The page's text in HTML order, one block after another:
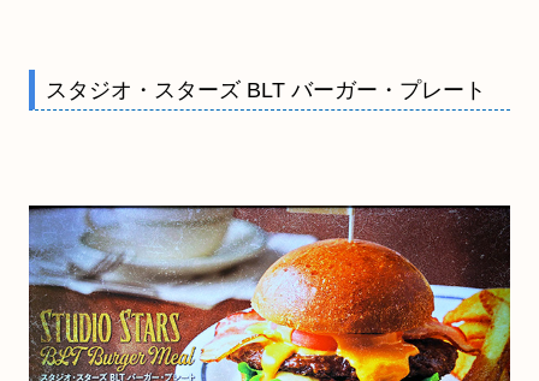
スタジオ・スターズ BLT バーガー・プレート